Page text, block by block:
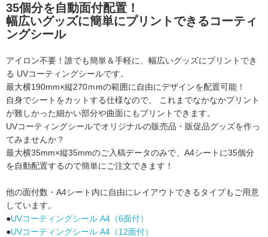
35個分を自動面付配置！
幅広いグッズに簡単にプリントできるコーティ
ングシール
アイロン不要！誰でも簡単＆手軽に、幅広いグッズにプリントでき
る UVコーティングシールです。
最大横190mm×縦270ｍmの範囲に自由にデザインを配置可能！
自身でシートをカットする仕様なので、
これまでなかなかプリント
が難しかった細かい部分や曲面にもプリントできます。
UVコーティングシールでオリジナルの販売品・販促品グッズを作っ
てみませんか？
最大横35mm×縦35mmのご入稿データのみで、A4シートに35個分
を自動配置するので簡単にご注文できます！
他の面付数・A4シート内に自由にレイアウトできるタイプもご用意
しています。
●UVコーティングシール A4（6面付）
●UVコーティングシール A4（12面付）